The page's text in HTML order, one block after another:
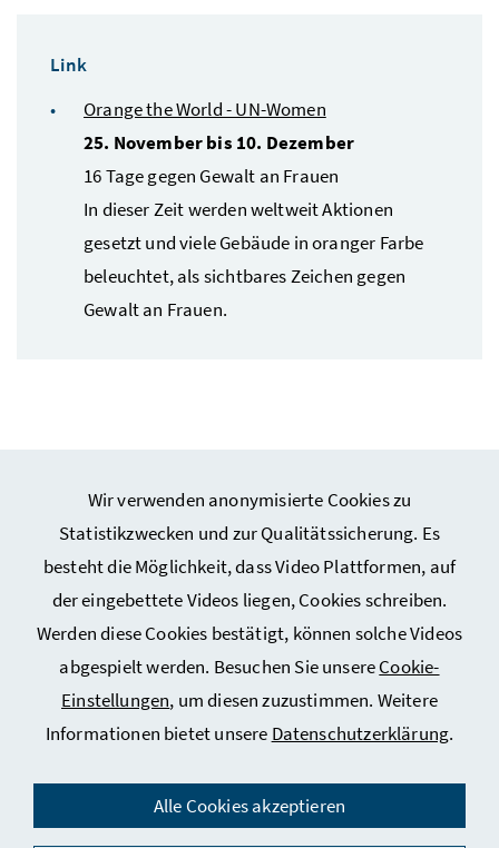
Wir verwenden anonymisierte Cookies zu
Statistikzwecken und zur Qualitätssicherung. Es
besteht die Möglichkeit, dass Video Plattformen, auf
der eingebettete Videos liegen, Cookies schreiben.
Werden diese Cookies bestätigt, können solche Videos
abgespielt werden. Besuchen Sie unsereCookie-
Einstellungen, um diesen zuzustimmen. Weitere
Informationen bietet unsere Datenschutzerklärung.
Alle Cookies akzeptieren
Link
Orange the World - UN-Women
25. November bis 10. Dezember
16 Tage gegen Gewalt an Frauen
In dieser Zeit werden weltweit Aktionen
gesetzt und viele Gebäude in oranger Farbe
beleuchtet, als sichtbares Zeichen gegen
Gewalt an Frauen.
Webseiten Kunst und Kultur
Webseiten Sport
Service
Kontakt